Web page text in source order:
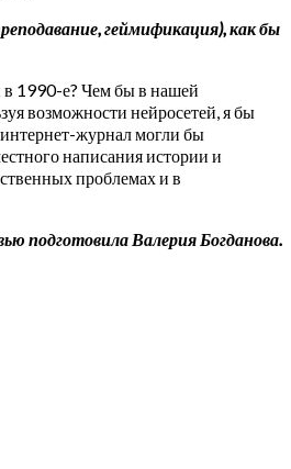
геймификация), как бы
в 1990-е? Чем бы в нашей
возможности нейросетей, я бы
журнал могли бы
написания истории и
проблемах и в
подготовила Валерия Богданова.